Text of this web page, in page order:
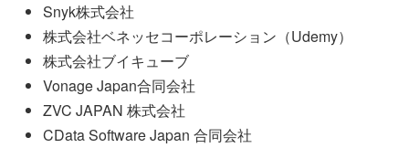
Snyk株式会社
株式会社ベネッセコーポレーション（Udemy）
株式会社ブイキューブ
Vonage Japan合同会社
ZVC JAPAN 株式会社
CData Software Japan 合同会社